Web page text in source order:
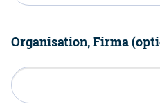
Organisation, Firma